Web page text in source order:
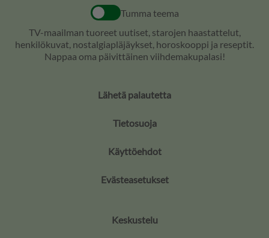
Tumma teema
TV-maailman tuoreet uutiset, starojen haastattelut,
henkilökuvat, nostalgiapläjäykset, horoskooppi ja reseptit.
Nappaa oma päivittäinen viihdemakupalasi!
Lähetä palautetta
Tietosuoja
Käyttöehdot
Evästeasetukset
Keskustelu